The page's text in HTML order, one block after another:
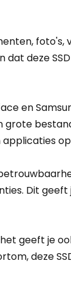
deze
en
grote
Dit
geeft je
deze